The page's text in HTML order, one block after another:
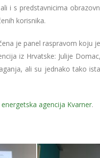
i s predstavnicima
korisnika.
je panel raspravom koju
iz Hrvatske: Julije
ali su jednako tako
agencija Kvarner.